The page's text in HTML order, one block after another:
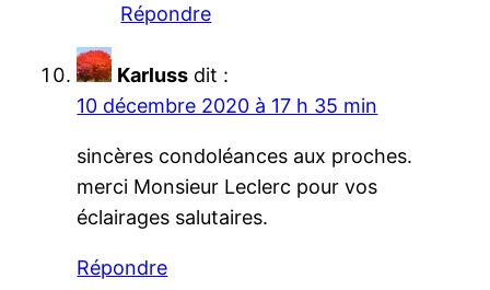
Répondre
Karluss dit :
10 décembre 2020 à 17 h 35 min
sincères condoléances aux proches.
merci Monsieur Leclerc pour vos
éclairages salutaires.
Répondre